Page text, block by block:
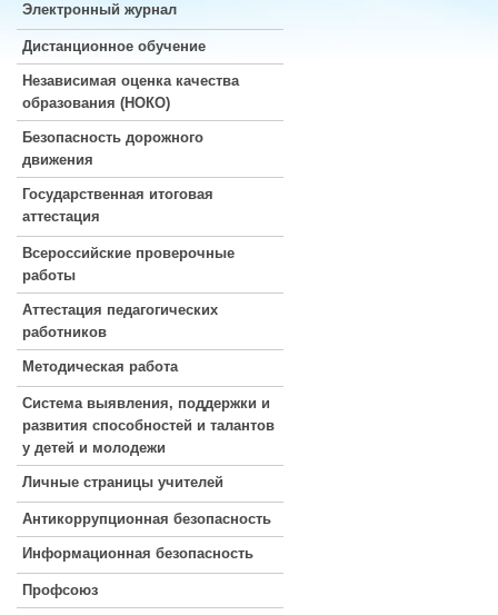
Электронный журнал
Дистанционное обучение
Независимая оценка качества
образования (НОКО)
Безопасность дорожного
движения
Государственная итоговая
аттестация
Всероссийские проверочные
работы
Аттестация педагогических
работников
Методическая работа
Система выявления, поддержки и
развития способностей и талантов
у детей и молодежи
Личные страницы учителей
Антикоррупционная безопасность
Информационная безопасность
Профсоюз